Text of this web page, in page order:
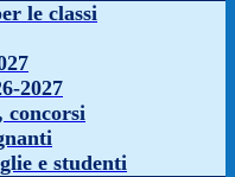
le classi
2027
concorsi
e studenti